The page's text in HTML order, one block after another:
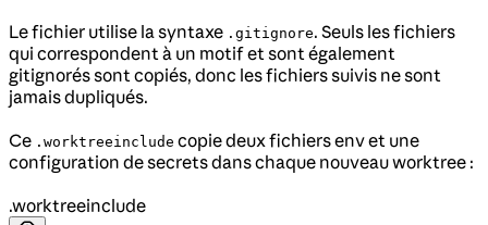
Le fichier utilise la syntaxe .gitignore. Seuls les fichiers
qui correspondent à un motif et sont également
gitignorés sont copiés, donc les fichiers suivis ne sont
jamais dupliqués.
Ce .worktreeinclude copie deux fichiers env et une
configuration de secrets dans chaque nouveau worktree :
.worktreeinclude